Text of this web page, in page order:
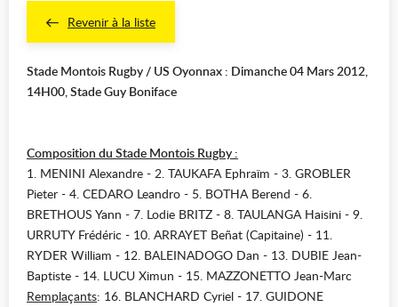
Revenir à la liste
Stade Montois Rugby / US Oyonnax : Dimanche 04 Mars 2012,
14H00, Stade Guy Boniface
Composition du Stade Montois Rugby :
1. MENINI Alexandre - 2. TAUKAFA Ephraïm - 3. GROBLER
Pieter - 4. CEDARO Leandro - 5. BOTHA Berend - 6.
BRETHOUS Yann - 7. Lodie BRITZ - 8. TAULANGA Haisini - 9.
URRUTY Frédéric - 10. ARRAYET Beñat (Capitaine) - 11.
RYDER William - 12. BALEINADOGO Dan - 13. DUBIE Jean-
Baptiste - 14. LUCU Ximun - 15. MAZZONETTO Jean-Marc
Remplaçants: 16. BLANCHARD Cyriel - 17. GUIDONE